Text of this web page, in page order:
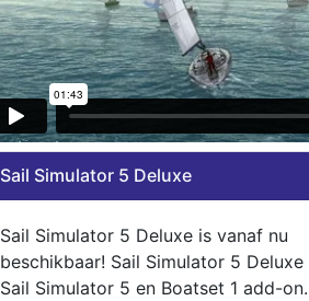
Sail Simulator 5 Deluxe
Sail Simulator 5 Deluxe is vanaf nu
beschikbaar! Sail Simulator 5
Sail Simulator 5 en Boatset 1 add-on.